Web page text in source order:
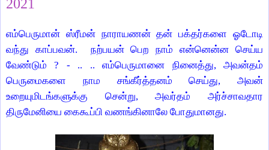
2021
எம்பெருமான் ஸ்ரீமன் நாராயணன் தன் பக்தர்களை ஓடோடி
வந்து காப்பவன். நற்பயன் பெற நாம் என்னென்ன செய்ய
வேண்டும் ? - .. .. எம்பெருமானை நினைத்து, அவன்தம்
பெருமைகளை நாம சங்கீர்த்தனம் செய்து, அவன்
உறையுமிடங்களுக்கு சென்று, அவர்தம் அர்ச்சாவதார
திருமேனியை கைகூப்பி வணங்கினாலே போதுமானது.